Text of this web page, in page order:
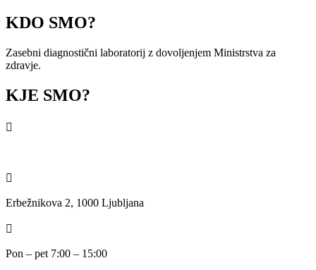
KDO SMO?
Zasebni diagnostični laboratorij z dovoljenjem Ministrstva za
zdravje.
KJE SMO?


Erbežnikova 2, 1000 Ljubljana

Pon – pet 7:00 – 15:00